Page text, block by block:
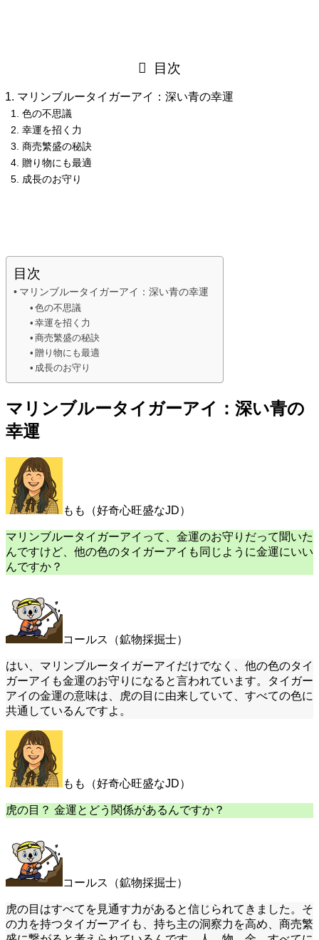
目次
マリンブルータイガーアイ：深い青の幸運
色の不思議
幸運を招く力
商売繁盛の秘訣
贈り物にも最適
成長のお守り
目次
マリンブルータイガーアイ：深い青の幸運
色の不思議
幸運を招く力
商売繁盛の秘訣
贈り物にも最適
成長のお守り
マリンブルータイガーアイ：深い青の
幸運
もも（好奇心旺盛なJD）
マリンブルータイガーアイって、金運のお守りだって聞いた
んですけど、他の色のタイガーアイも同じように金運にいい
んですか？
コールス（鉱物採掘士）
はい、マリンブルータイガーアイだけでなく、他の色のタイ
ガーアイも金運のお守りになると言われています。タイガー
アイの金運の意味は、虎の目に由来していて、すべての色に
共通しているんですよ。
もも（好奇心旺盛なJD）
虎の目？ 金運とどう関係があるんですか？
コールス（鉱物採掘士）
虎の目はすべてを見通す力があると信じられてきました。そ
の力を持つタイガーアイも、持ち主の洞察力を高め、商売繁